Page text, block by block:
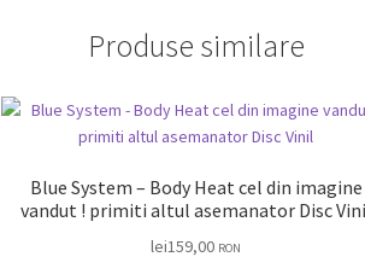
Produse similare
Blue System – Body Heat cel din imagine
vandut ! primiti altul asemanator
lei159,00 RON